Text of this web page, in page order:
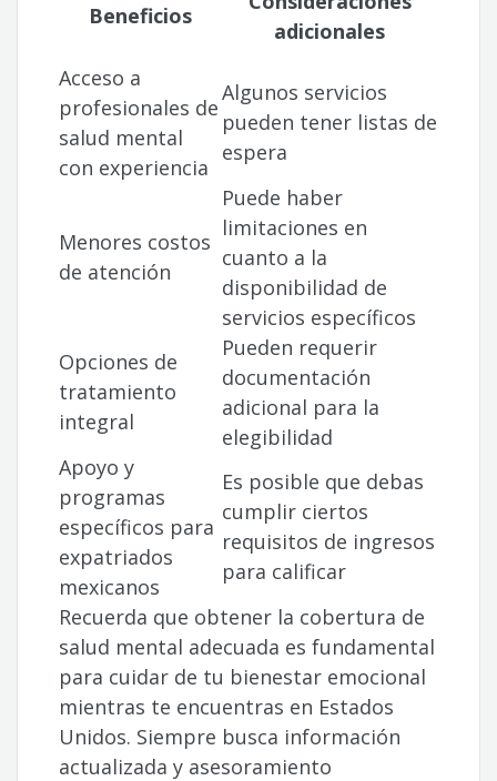
Beneficios
adicionales
Acceso a
profesionales de
salud mental
con experiencia
Algunos servicios
pueden tener listas de
espera
Menores costos
de atención
Puede haber
limitaciones en
cuanto a la
disponibilidad de
servicios específicos
Opciones de
tratamiento
integral
Pueden requerir
documentación
adicional para la
elegibilidad
Apoyo y
programas
específicos para
expatriados
mexicanos
Es posible que debas
cumplir ciertos
requisitos de ingresos
para calificar
Recuerda que obtener la cobertura de
salud mental adecuada es fundamental
para cuidar de tu bienestar emocional
mientras te encuentras en Estados
Unidos. Siempre busca información
actualizada y asesoramiento